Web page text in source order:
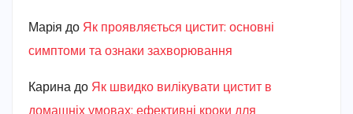
Марiя до Як проявляється цистит: основні
симптоми та ознаки захворювання
Карина до Як швидко вилікувати цистит в